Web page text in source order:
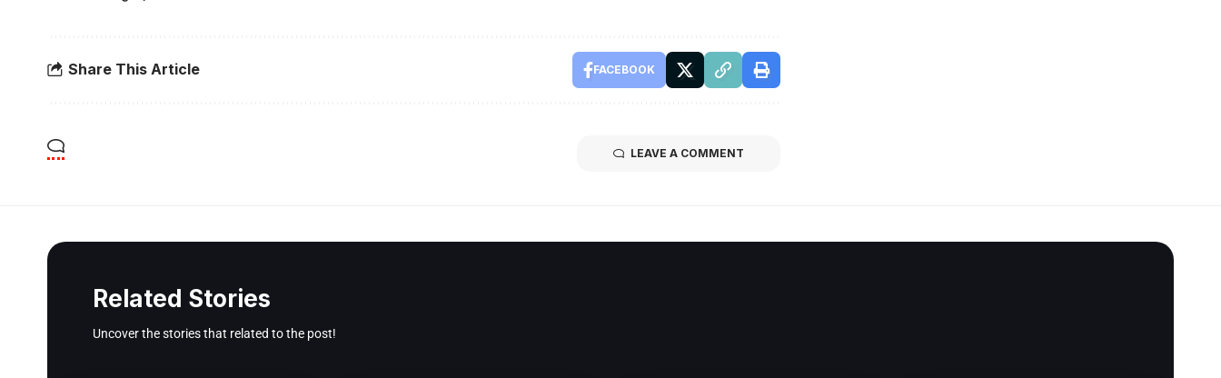
Share This Article FACEBOOK
LEAVE A COMMENT
Related Stories
Uncover the stories that related to the post!